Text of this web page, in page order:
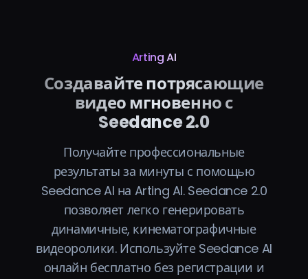
Arting AI
Создавайте потрясающие
видео мгновенно с
Seedance 2.0
Получайте профессиональные
результаты за минуты с помощью
Seedance AI на Arting AI. Seedance 2.0
позволяет легко генерировать
динамичные, кинематографичные
видеоролики. Используйте Seedance AI
онлайн бесплатно без регистрации и